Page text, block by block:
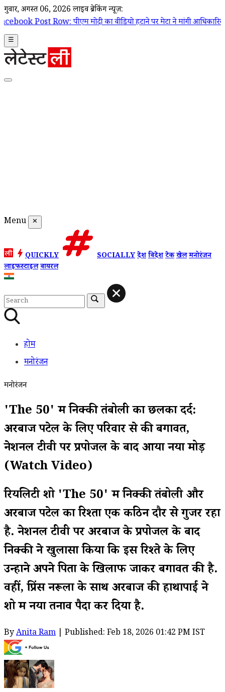
गुरूवार, अगस्त 06, 2026 लाइव ब्रेकिंग न्यूज़:
पीएम मोदी का वीडियो हटाने पर मेटा ने मांगी आधिकारिक माफी;
☰
Menu ✕
QUICKLY SOCIALLYदेशविदेशटेकखेलमनोरंजन
लाइफस्टाइलवायरल
होम
मनोरंजन
मनोरंजन
'The 50' में निक्की तंबोली का छलका दर्द:
अरबाज पटेल के लिए परिवार से की बगावत,
नेशनल टीवी पर प्रपोजल के बाद आया नया मोड़
(Watch Video)
रियलिटी शो 'The 50' में निक्की तंबोली और
अरबाज पटेल का रिश्ता एक कठिन दौर से गुजर रहा
है. नेशनल टीवी पर अरबाज के प्रपोजल के बाद
निक्की ने खुलासा किया कि इस रिश्ते के लिए
उन्होंने अपने पिता के खिलाफ जाकर बगावत की है.
वहीं, प्रिंस नरूला के साथ अरबाज की हाथापाई ने
शो में नया तनाव पैदा कर दिया है.
ByAnita Ram | Published: Feb 18, 2026 01:42 PM IST